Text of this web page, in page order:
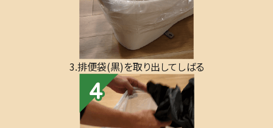
3.排便袋(黒)を取り出してしばる